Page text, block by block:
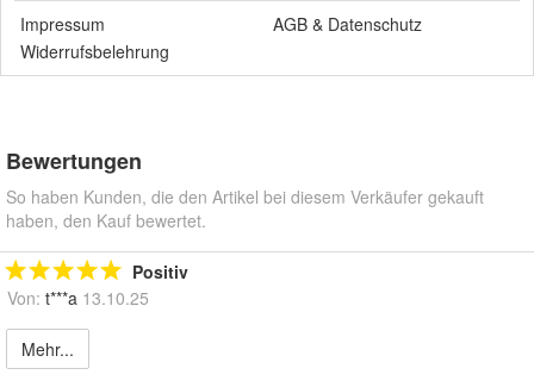
Impressum
AGB & Datenschutz
Widerrufsbelehrung
Bewertungen
So haben Kunden, die den Artikel bei diesem Verkäufer gekauft
haben, den Kauf bewertet.
Positiv
Von: t***a 13.10.25
Mehr...